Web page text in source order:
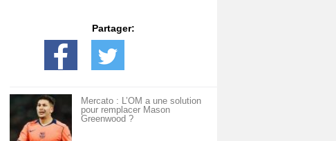
Partager:
Mercato : L’OM a une solution
pour remplacer Mason
Greenwood ?